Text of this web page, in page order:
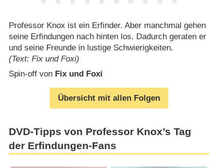
Professor Knox ist ein Erfinder. Aber manchmal gehen
seine Erfindungen nach hinten los. Dadurch geraten er
und seine Freunde in lustige Schwierigkeiten.
(Text: Fix und Foxi)
Spin-off von Fix und Foxi
Übersicht mit allen Folgen
DVD-Tipps von Professor Knox’s Tag
der Erfindungen-Fans